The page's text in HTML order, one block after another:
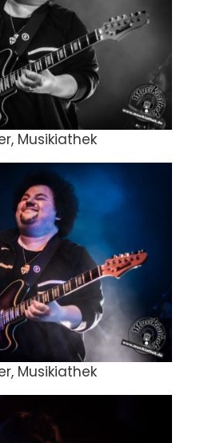
Musikiathek
Musikiathek